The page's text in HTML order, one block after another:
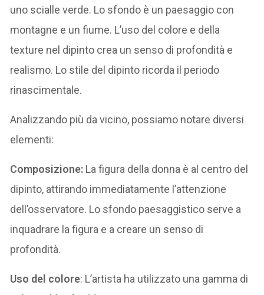
uno scialle verde. Lo sfondo è un paesaggio con
montagne e un fiume. L’uso del colore e della
texture nel dipinto crea un senso di profondità e
realismo. Lo stile del dipinto ricorda il periodo
rinascimentale.
Analizzando più da vicino, possiamo notare diversi
elementi:
Composizione: La figura della donna è al centro del
dipinto, attirando immediatamente l’attenzione
dell’osservatore. Lo sfondo paesaggistico serve a
inquadrare la figura e a creare un senso di
profondità.
Uso del colore: L’artista ha utilizzato una gamma di